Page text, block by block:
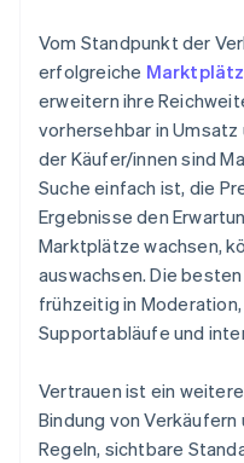
Vom Standpunkt der
erfolgreiche
erweitern ihre
vorhersehbar in
der Käufer/innen sind
Suche einfach ist, die
Ergebnisse den
Marktplätze wachsen,
auswachsen. Die
frühzeitig in
Supportabläufe und
Vertrauen ist ein
Bindung von
Regeln, sichtbare